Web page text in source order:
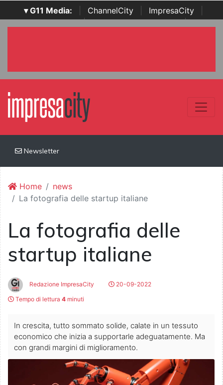
▾ G11 Media: ChannelCity ImpresaCity
SecurityOpenLab | Italian Channel Awards | Italian
Newsletter
Home
news
La fotografia delle startup italiane
La fotografia delle
startup italiane
Redazione ImpresaCity
20-09-2022
Tempo di lettura 4 minuti
In crescita, tutto sommato solide, calate in un tessuto
economico che inizia a supportarle adeguatamente. Ma
con grandi margini di miglioramento.